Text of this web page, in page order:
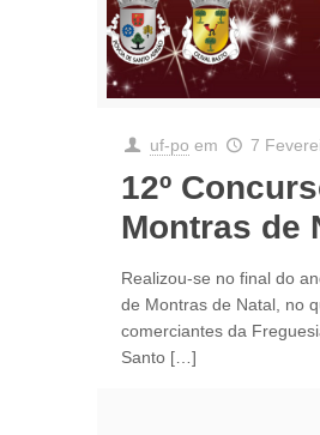
uf-po em 7
12º
Montras de
Realizou-se no final do
de Montras de Natal, no
comerciantes da
Santo […]